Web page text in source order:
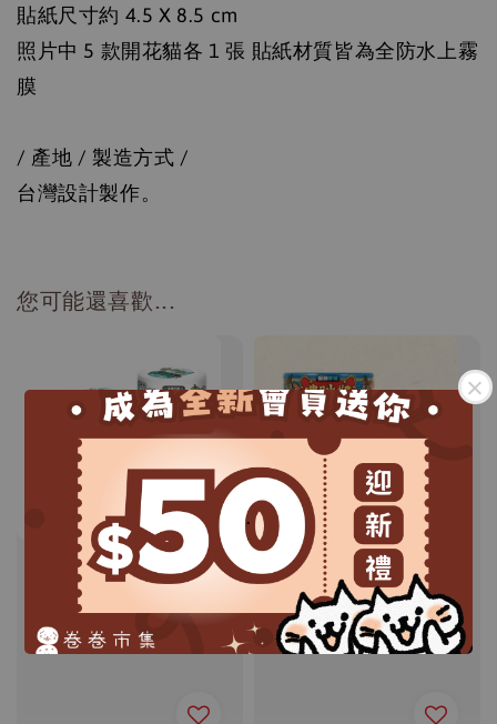
.
貼紙尺寸約 4.5 X 8.5 cm
照片中 5 款開花貓各 1 張 貼紙材質皆為全防水上霧
膜
/ 產地 / 製造方式 /
台灣設計製作。
您可能還喜歡...